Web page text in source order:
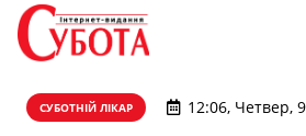
СУБОТНІЙ ЛІКАР 12:06, Четвер,